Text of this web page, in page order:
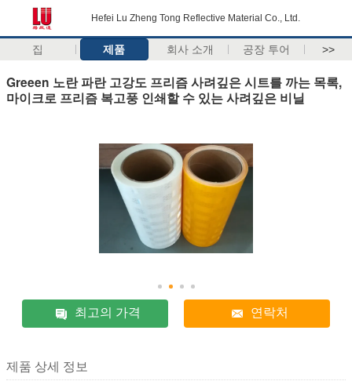
Hefei Lu Zheng Tong Reflective Material Co., Ltd.
집 제품 회사 소개 공장 투어 >>
Greeen 노란 파란 고강도 프리즘 사려깊은 시트를 까는 목록,
마이크로 프리즘 복고풍 인쇄할 수 있는 사려깊은 비닐
최고의 가격 연락처
제품 상세 정보